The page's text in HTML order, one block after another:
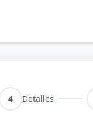
4 Detalles